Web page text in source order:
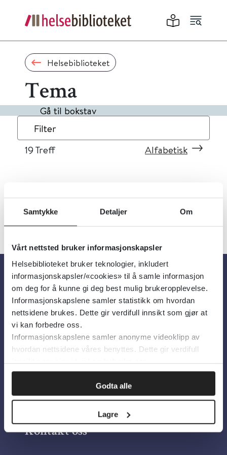
Samtykke Detaljer Om
Vårt nettsted bruker informasjonskapsler
Helsebiblioteket bruker teknologier, inkludert
informasjonskapsler/«cookies» til å samle informasjon
om deg for å kunne gi deg best mulig brukeropplevelse.
Informasjonskapslene samler statistikk om hvordan
nettsidene brukes. Dette gir verdifull innsikt som gjør at
vi kan forbedre oss.
Informasjonskapslene samler anonyme videoklipp av
hvordan nettsidene våres benyttes. Dette gir verdifull
innsikt som gjør at vi kan forbedre oss.
Godta alle
Lagre
Helsebiblioteket
Tema
Gå til bokstav
Filter
19 Treff Alfabetisk
« 1
Om oss
Om Helsebiblioteket
Personvern og informasjonskapsler
Tilgjengelighetserklæring
Information in English
Bilder fra Colourbox.com
Kontakt oss